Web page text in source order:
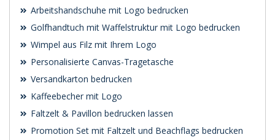
Arbeitshandschuhe mit Logo bedrucken
Golfhandtuch mit Waffelstruktur mit Logo bedrucken
Wimpel aus Filz mit Ihrem Logo
Personalisierte Canvas-Tragetasche
Versandkarton bedrucken
Kaffeebecher mit Logo
Faltzelt & Pavillon bedrucken lassen
Promotion Set mit Faltzelt und Beachflags bedrucken